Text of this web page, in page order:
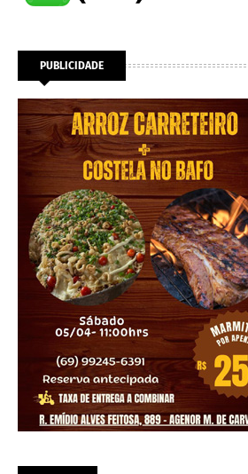
PUBLICIDADE